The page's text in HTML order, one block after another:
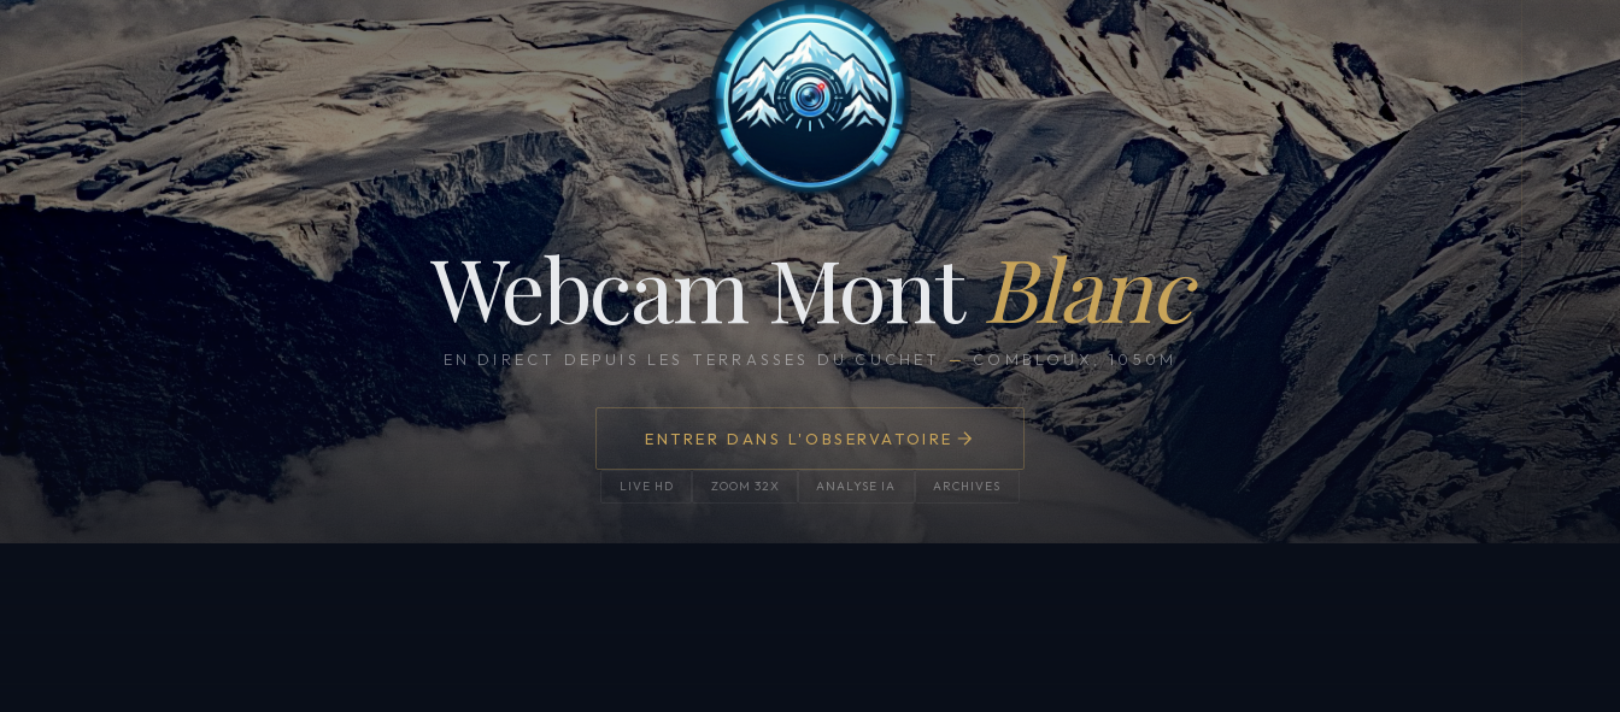
Webcam MontBlanc
EN DIRECT DEPUIS LES TERRASSES DU CUCHET—COMBLOUX, 1050M
ENTRER DANS L'OBSERVATOIRE
LIVE HD ZOOM 32X ANALYSE IA ARCHIVES